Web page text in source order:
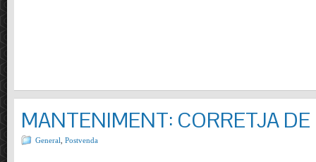
MANTENIMENT: CORRETJA
General Postvenda